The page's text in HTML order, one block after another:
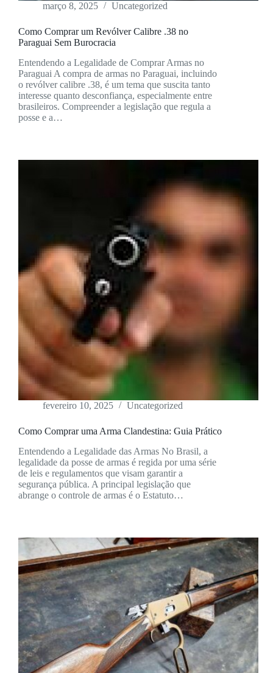
março 8, 2025 Uncategorized
Como Comprar um Revólver Calibre .38 no
Paraguai Sem Burocracia
Entendendo a Legalidade de Comprar Armas no
Paraguai A compra de armas no Paraguai, incluindo
o revólver calibre .38, é um tema que suscita tanto
interesse quanto desconfiança, especialmente entre
brasileiros. Compreender a legislação que regula a
posse e a…
fevereiro 10, 2025 Uncategorized
Como Comprar uma Arma Clandestina: Guia Prático
Entendendo a Legalidade das Armas No Brasil, a
legalidade da posse de armas é regida por uma série
de leis e regulamentos que visam garantir a
segurança pública. A principal legislação que
abrange o controle de armas é o Estatuto…